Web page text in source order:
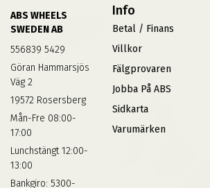
ABS WHEELS
SWEDEN AB
556839 5429
Göran Hammarsjös
Väg 2
19572 Rosersberg
Mån-Fre 08:00-
17:00
Lunchstängt 12:00-
13:00
Bankgiro: 5300-
Info
Betal / Finans
Villkor
Fälgprovaren
Jobba På ABS
Sidkarta
Varumärken